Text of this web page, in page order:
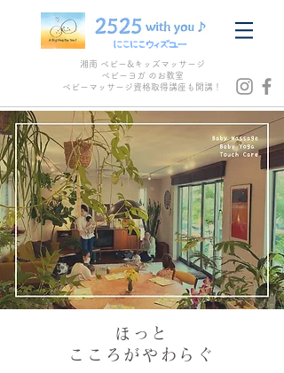
湘南 ベビー&キッズマッサージ
ベビーヨガ のお教室
​ベビーマッサージ資格取得講座も開講！
ほっと
こころがやわらぐ